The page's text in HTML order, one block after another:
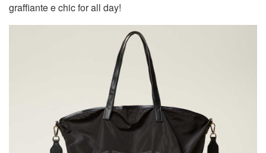
graffiante e chic for all day!